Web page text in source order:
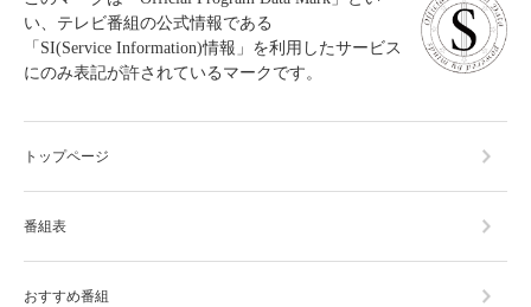
い、テレビ番組の公式情報である
「SI(Service Information)情報」を利用したサービス
にのみ表記が許されているマークです。
トップページ
番組表
おすすめ番組